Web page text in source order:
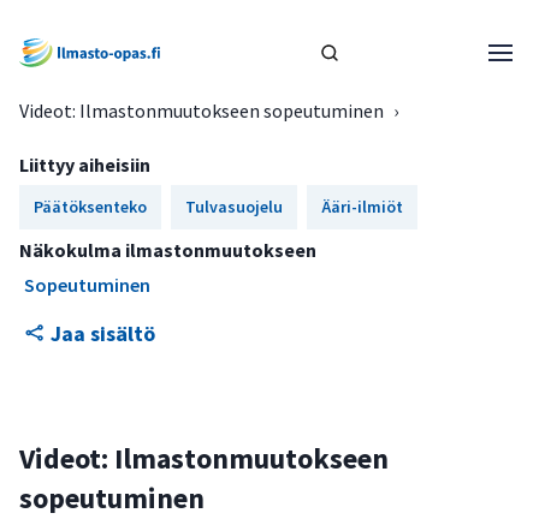
Videot: Ilmastonmuutokseen sopeutuminen ›
Videot: Ilmastonmuutokseen
sopeutuminen
Liittyy aiheisiin
Päätöksenteko Tulvasuojelu Ääri-ilmiöt
Näkokulma ilmastonmuutokseen
Sopeutuminen
Jaa sisältö